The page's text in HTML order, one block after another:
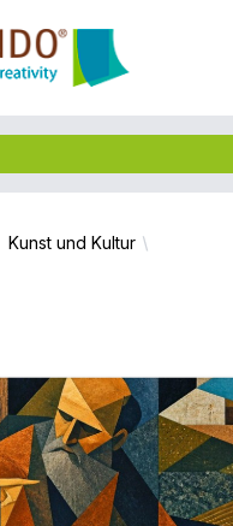
Kunst und Kultur